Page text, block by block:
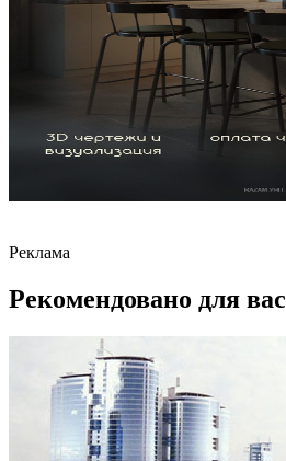
Реклама
Рекомендовано для вас